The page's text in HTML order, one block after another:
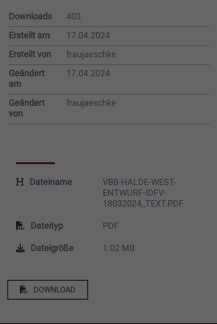
Downloads
403
Erstellt am
17.04.2024
Erstellt von
fraujaeschke
Geändert
am
17.04.2024
Geändert
von
fraujaeschke
Dateiname
VBB-HALDE-WEST-
ENTWURF-IDFV-
18032024_TEXT.PDF
Dateityp PDF
Dateigröße 1.02 MB
DOWNLOAD